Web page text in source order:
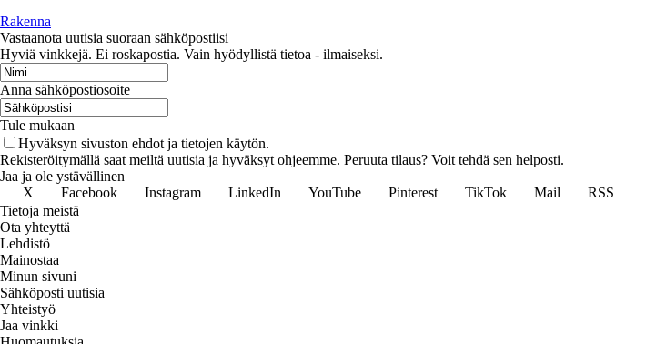
Rakenna
Vastaanota uutisia suoraan sähköpostiisi
Hyviä vinkkejä. Ei roskapostia. Vain hyödyllistä tietoa - ilmaiseksi.
Anna sähköpostiosoite
Tule mukaan
Hyväksyn sivuston ehdot ja tietojen käytön.
Rekisteröitymällä saat meiltä uutisia ja hyväksyt ohjeemme. Peruuta tilaus? Voit tehdä sen helposti.
Jaa ja ole ystävällinen
X
Facebook Instagram LinkedIn YouTube Pinterest TikTok Mail
RSS
Tietoja meistä
Ota yhteyttä
Lehdistö
Mainostaa
Minun sivuni
Sähköposti uutisia
Yhteistyö
Jaa vinkki